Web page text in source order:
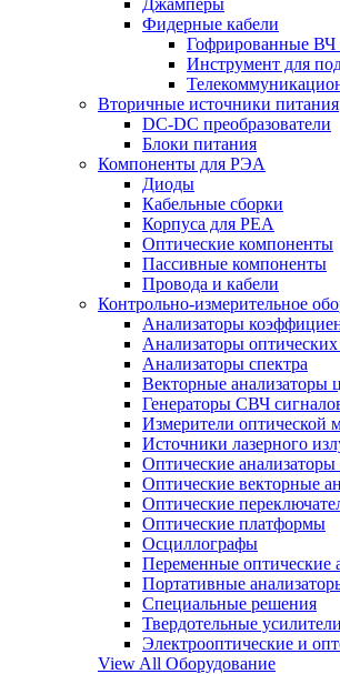
Джамперы
Фидерные кабели
Гофрированные ВЧ
Инструмент для
Вторичные источники питания
DC-DC преобразователи
Блоки питания
Компоненты для РЭА
Диоды
Кабельные сборки
Корпуса для РЕА
Оптические компоненты
Пассивные компоненты
Провода и кабели
Контрольно-измерительное
Анализаторы
Анализаторы
Анализаторы спектра
Векторные анализаторы
Генераторы СВЧ
Измерители оптической
Источники лазерного
Оптические анализаторы
Оптические векторные
Оптические
Оптические платформы
Осциллографы
Переменные оптические
Портативные
Специальные решения
Твердотельные
Электрооптические и
View All Оборудование